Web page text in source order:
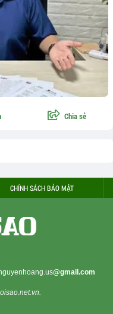
Chia sẻ
CHÍNH SÁCH BẢO MẬT
@gmail.com